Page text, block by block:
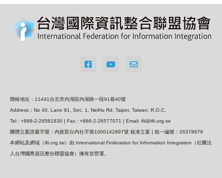
聯絡地址：11441台北市內湖區內湖路一段91巷40號
Address：No 40, Lane 91, Sec. 1, NeiHu Rd. Taipei, Taiwan, R.O.C.
Tel : +886-2-26581830 | Fax : +886-2-26577071 | Email: ifii@ifii.org.tw
團體立案證書字號：內政部台內社字第1000142897號 核准立案 | 統一編號：26378676
本網站及網域（ifii.org.tw）由 International Federation for Information Integration（社團法
人台灣國際資訊整合聯盟協會）擁有並營運。